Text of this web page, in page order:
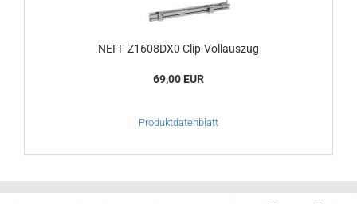
NEFF Z1608DX0 Clip-Vollauszug
69,00 EUR
Produktdatenblatt